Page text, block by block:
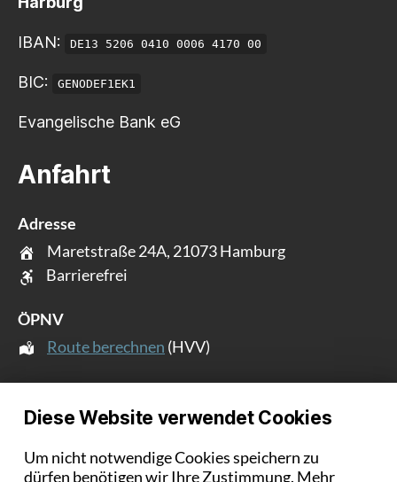
IBAN: DE13 5206 0410 0006 4170 00
BIC: GENODEF1EK1
Evangelische Bank eG
Anfahrt
Adresse
Maretstraße 24A, 21073 Hamburg
Barrierefrei
ÖPNV
Route berechnen (HVV)
Diese Website verwendet Cookies
Um nicht notwendige Cookies speichern zu
dürfen benötigen wir Ihre Zustimmung. Mehr